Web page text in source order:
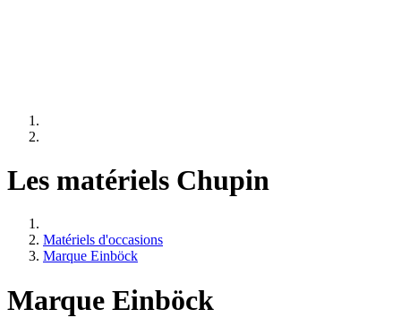
Les matériels Chupin
Matériels d'occasions
Marque Einböck
Marque Einböck